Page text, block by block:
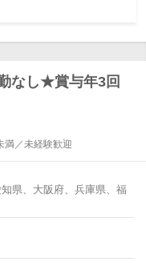
なし★賞与年3回
満／未経験歓迎
県、大阪府、兵庫県、福